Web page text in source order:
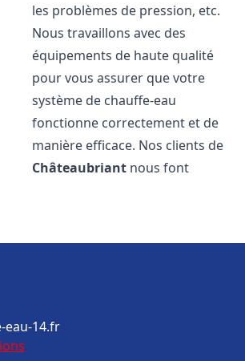
les problèmes de pression, etc.
Nous travaillons avec des
équipements de haute qualité
pour vous assurer que votre
système de chauffe-eau
fonctionne correctement et de
manière efficace. Nos clients de
Châteaubriant nous font
eau-14.fr